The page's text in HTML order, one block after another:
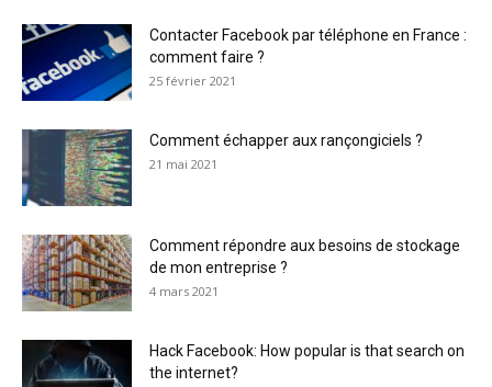
Contacter Facebook par téléphone en France :
comment faire ?
25 février 2021
Comment échapper aux rançongiciels ?
21 mai 2021
Comment répondre aux besoins de stockage
de mon entreprise ?
4 mars 2021
Hack Facebook: How popular is that search on
the internet?